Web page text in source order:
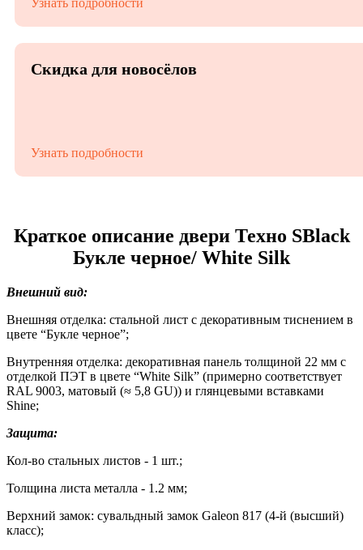
Узнать подробности
Скидка для новосёлов
Узнать подробности
Краткое описание двери Техно SBlack
Букле черное/ White Silk
Внешний вид:
Внешняя отделка: стальной лист с декоративным тиснением в
цвете “Букле черное”;
Внутренняя отделка: декоративная панель толщиной 22 мм с
отделкой ПЭТ в цвете “White Silk” (примерно соответствует
RAL 9003, матовый (≈ 5,8 GU)) и глянцевыми вставками
Shine;
Защита:
Кол-во стальных листов - 1 шт.;
Толщина листа металла - 1.2 мм;
Верхний замок: сувальдный замок Galeon 817 (4-й (высший)
класс);